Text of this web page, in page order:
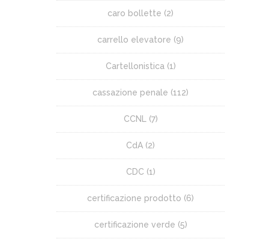
caro bollette (2)
carrello elevatore (9)
Cartellonistica (1)
cassazione penale (112)
CCNL (7)
CdA (2)
CDC (1)
certificazione prodotto (6)
certificazione verde (5)